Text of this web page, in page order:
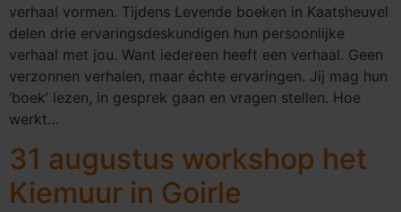
verhaal vormen. Tijdens Levende boeken in Kaatsheuvel
delen drie ervaringsdeskundigen hun persoonlijke
verhaal met jou. Want iedereen heeft een verhaal. Geen
verzonnen verhalen, maar échte ervaringen. Jij mag hun
‘boek’ lezen, in gesprek gaan en vragen stellen. Hoe
werkt…
31 augustus workshop het
Kiemuur in Goirle